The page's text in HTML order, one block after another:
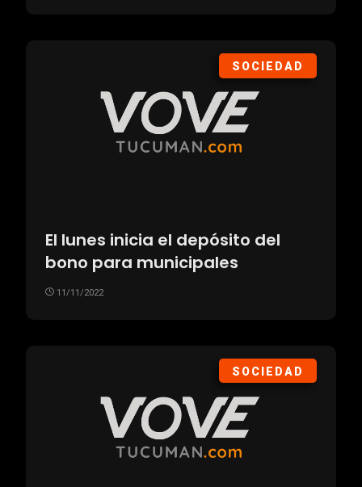
SOCIEDAD
El lunes inicia el depósito del
bono para municipales
11/11/2022
SOCIEDAD